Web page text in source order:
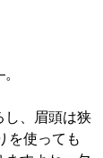
、眉頭は狭
を使っても